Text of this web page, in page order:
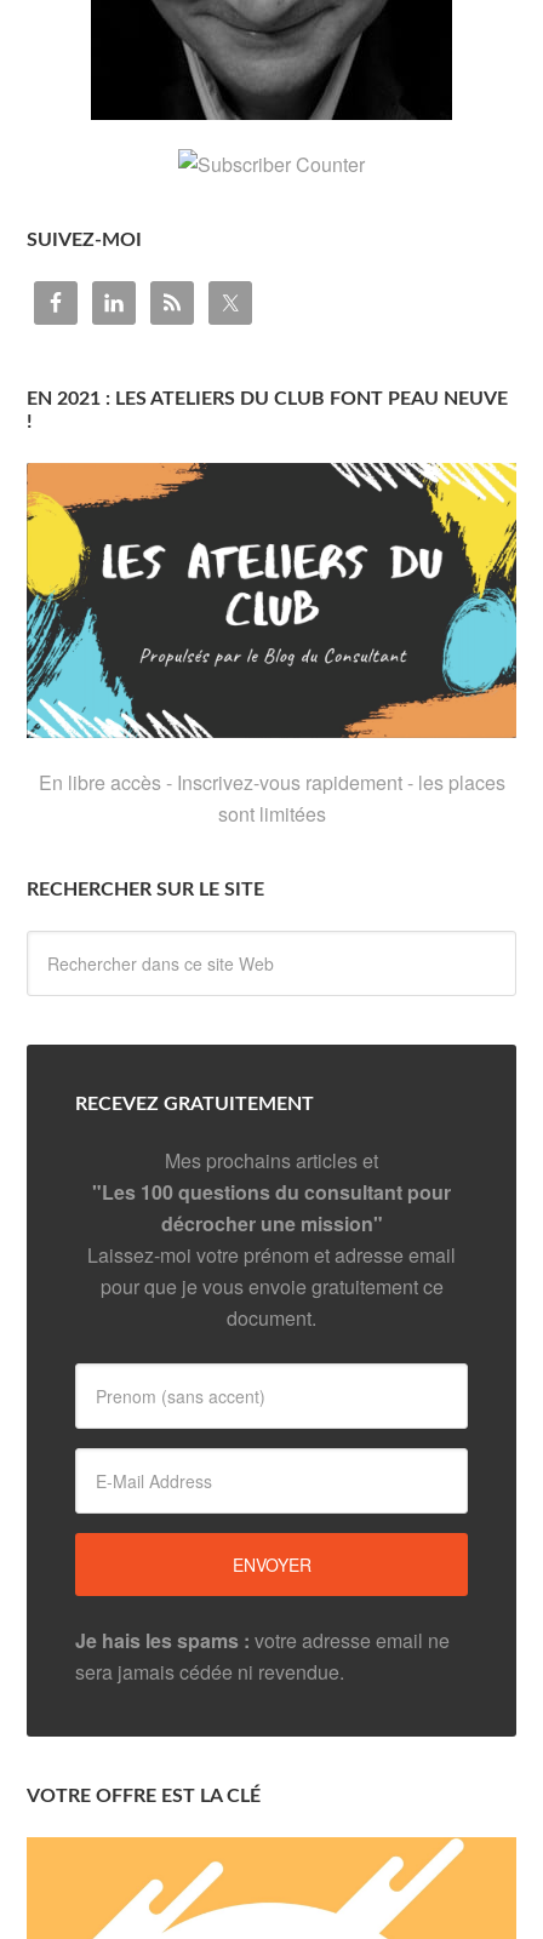
SUIVEZ-MOI
EN 2021 : LES ATELIERS DU CLUB FONT PEAU NEUVE
!
En libre accès - Inscrivez-vous rapidement - les places
sont limitées
RECHERCHER SUR LE SITE
RECEVEZ GRATUITEMENT
Mes prochains articles et
"Les 100 questions du consultant pour
décrocher une mission"
Laissez-moi votre prénom et adresse email
pour que je vous envoie gratuitement ce
document.
Je hais les spams : votre adresse email ne
sera jamais cédée ni revendue.
VOTRE OFFRE EST LA CLÉ